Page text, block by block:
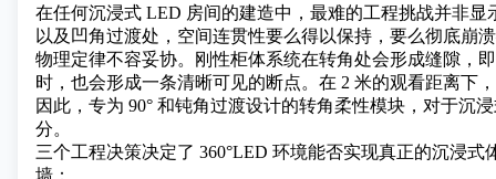
在任何沉浸式 LED 房间的建造中，最难的工程挑战并非
以及凹角过渡处，空间连贯性要么得以保持，要么彻底
物理定律不容妥协。刚性柜体系统在转角处会形成缝隙，
时，也会形成一条清晰可见的断点。在 2 米的观看距离下
因此，专为 90° 和钝角过渡设计的转角柔性模块，对于沉
分。
三个工程决策决定了 360°LED 环境能否实现真正的沉浸
墙：